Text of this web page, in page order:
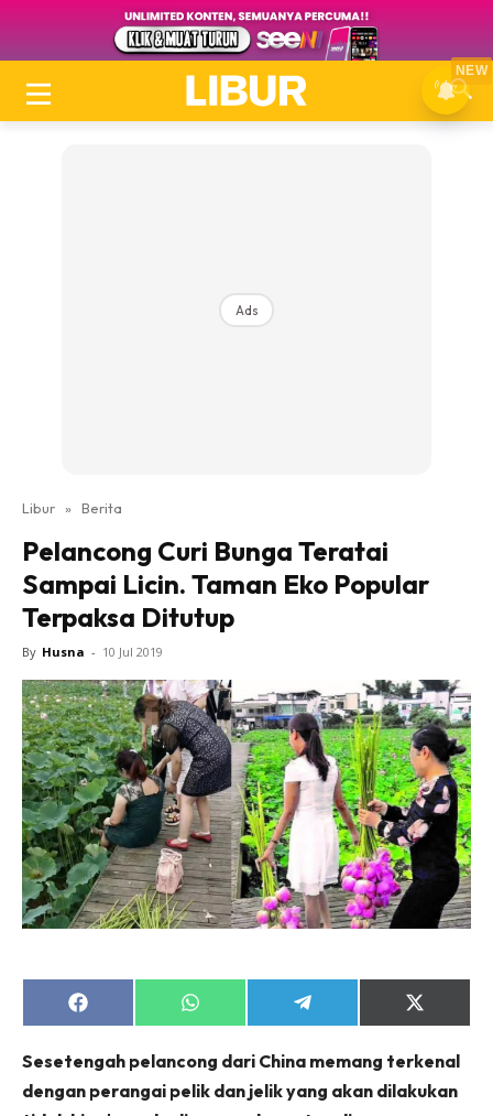
Ads
Libur » Berita
Pelancong Curi Bunga Teratai
Sampai Licin. Taman Eko Popular
Terpaksa Ditutup
By Husna - 10 Jul 2019
Share
on
Share
on
Share
on
Share
on
(Twitter)
Sesetengah pelancong dari China memang terkenal
dengan perangai pelik dan jelik yang akan dilakukan
NEW